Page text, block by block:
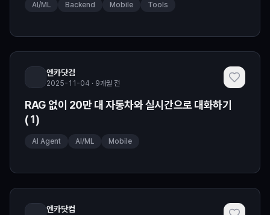
AI/ML Backend Mobile Tools
엔카닷컴
2025-11-04 · 9개월 전
RAG 없이 20만 대 자동차와 실시간으로 대화하기
(1)
AI Agent AI/ML Mobile
엔카닷컴